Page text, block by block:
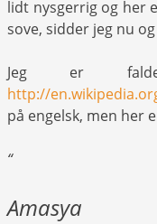
lidt nysgerrig og her
sove, sidder jeg nu
Jeg er
http://
på engelsk, men her
“
Amasya